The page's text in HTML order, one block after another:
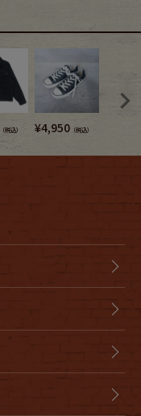
（税込） ¥4,950 （税込）